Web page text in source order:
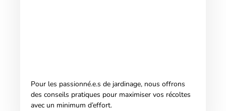
Pour les passionné.e.s de jardinage, nous offrons
des conseils pratiques pour maximiser vos récoltes
avec un minimum d’effort.